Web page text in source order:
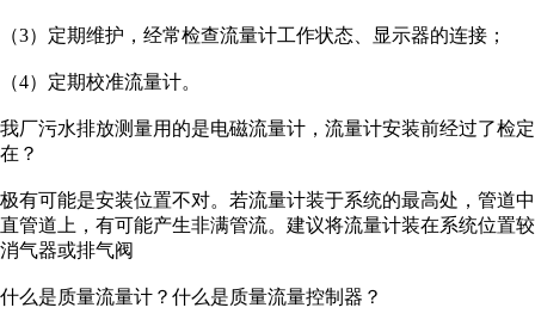
（3）定期维护，经常检查流量计工作状态、显示器的连接；
（4）定期校准流量计。
我厂污水排放测量用的是电磁流量计，流量计安装前经过了检
在？
极有可能是安装位置不对。若流量计装于系统的最高处，管道
直管道上，有可能产生非满管流。建议将流量计装在系统位置
消气器或排气阀
什么是质量流量计？什么是质量流量控制器？